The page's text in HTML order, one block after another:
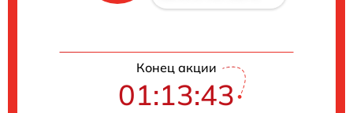
Конец акции
01:13:42